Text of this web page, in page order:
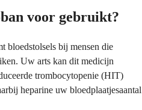
voor gebruikt?
bloedstolsels bij mensen die
Uw arts kan dit medicijn
trombocytopenie (HIT)
heparine uw bloedplaatjesaantal